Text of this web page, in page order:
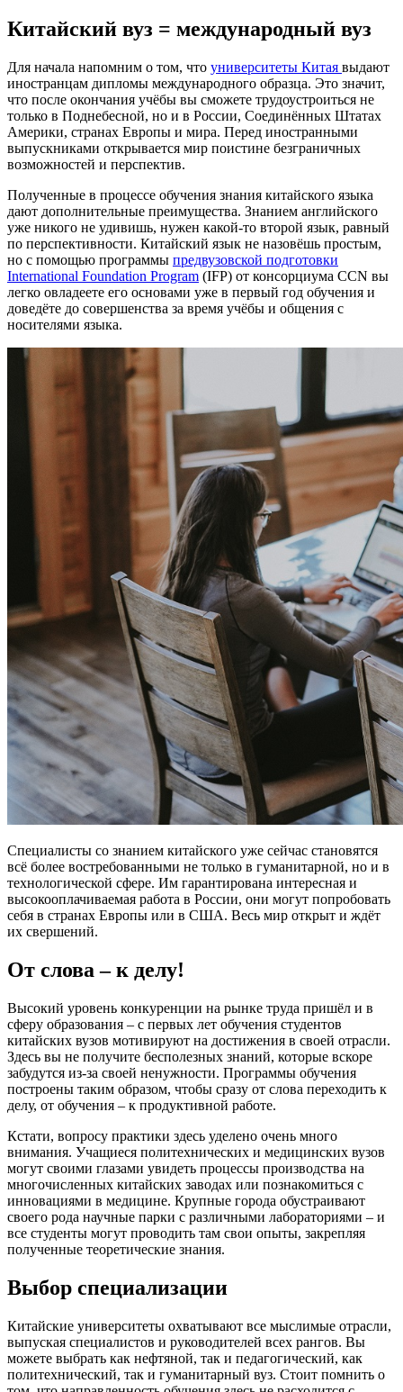
Китайский вуз = международный вуз
Для начала напомним о том, что университеты Китая выдают
иностранцам дипломы международного образца. Это значит,
что после окончания учёбы вы сможете трудоустроиться не
только в Поднебесной, но и в России, Соединённых Штатах
Америки, странах Европы и мира. Перед иностранными
выпускниками открывается мир поистине безграничных
возможностей и перспектив.
Полученные в процессе обучения знания китайского языка
дают дополнительные преимущества. Знанием английского
уже никого не удивишь, нужен какой-то второй язык, равный
по перспективности. Китайский язык не назовёшь простым,
но с помощью программы предвузовской подготовки
International Foundation Program (IFP) от консорциума CCN вы
легко овладеете его основами уже в первый год обучения и
доведёте до совершенства за время учёбы и общения с
носителями языка.
Специалисты со знанием китайского уже сейчас становятся
всё более востребованными не только в гуманитарной, но и в
технологической сфере. Им гарантирована интересная и
высокооплачиваемая работа в России, они могут попробовать
себя в странах Европы или в США. Весь мир открыт и ждёт
их свершений.
От слова – к делу!
Высокий уровень конкуренции на рынке труда пришёл и в
сферу образования – с первых лет обучения студентов
китайских вузов мотивируют на достижения в своей отрасли.
Здесь вы не получите бесполезных знаний, которые вскоре
забудутся из-за своей ненужности. Программы обучения
построены таким образом, чтобы сразу от слова переходить к
делу, от обучения – к продуктивной работе.
Кстати, вопросу практики здесь уделено очень много
внимания. Учащиеся политехнических и медицинских вузов
могут своими глазами увидеть процессы производства на
многочисленных китайских заводах или познакомиться с
инновациями в медицине. Крупные города обустраивают
своего рода научные парки с различными лабораториями – и
все студенты могут проводить там свои опыты, закрепляя
полученные теоретические знания.
Выбор специализации
Китайские университеты охватывают все мыслимые отрасли,
выпуская специалистов и руководителей всех рангов. Вы
можете выбрать как нефтяной, так и педагогический, как
политехнический, так и гуманитарный вуз. Стоит помнить о